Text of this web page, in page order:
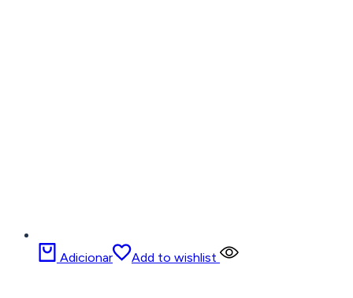
Adicionar Add to wishlist